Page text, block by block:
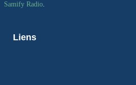
Samify Radio.
Liens